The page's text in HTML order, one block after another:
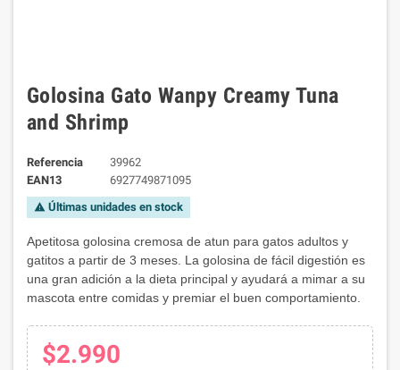
Golosina Gato Wanpy Creamy Tuna
and Shrimp
Referencia
39962
EAN13
6927749871095
warning Últimas unidades en stock
Apetitosa golosina cremosa de atun para gatos adultos y
gatitos a partir de 3 meses. La golosina de fácil digestión es
una gran adición a la dieta principal y ayudará a mimar a su
mascota entre comidas y premiar el buen comportamiento.
$2.990